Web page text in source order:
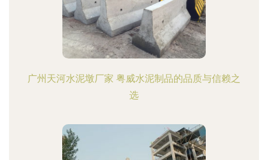
广州天河水泥墩厂家 粤威水泥制品的品质与信赖之
选